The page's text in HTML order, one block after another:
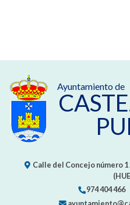
Ayuntamiento de
Calle del Concejo número 1
974 404 466